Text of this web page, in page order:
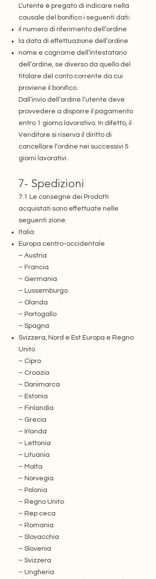
L’utente è pregato di indicare nella
causale del bonifico i seguenti dati:
il numero di riferimento dell’ordine
la data di effettuazione dell’ordine
nome e cognome dell’intestatario
dell’ordine, se diverso da quello del
titolare del conto corrente da cui
proviene il bonifico.
Dall’invio dell’ordine l’utente deve
provvedere a disporre il pagamento
entro 1 giorno lavorativo. In difetto, il
Venditore si riserva il diritto di
cancellare l’ordine nei successivi 5
giorni lavorativi.
7- Spedizioni
7.1 Le consegne dei Prodotti
acquistati sono effettuate nelle
seguenti zione:
Italia
Europa centro-occidentale
– Austria
– Francia
– Germania
– Lussemburgo
– Olanda
– Portogallo
– Spagna
Svizzera, Nord e Est Europa e Regno
Unito
– Cipro
– Croazia
– Danimarca
– Estonia
– Finlandia
– Grecia
– Irlanda
– Lettonia
– Lituania
– Malta
– Norvegia
– Polonia
– Regno Unito
– Rep ceca
– Romania
– Slovacchia
– Slovenia
– Svizzera
– Ungheria